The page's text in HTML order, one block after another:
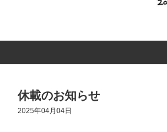
休載のお知らせ
2025年04月04日